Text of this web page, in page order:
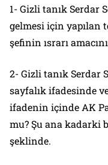
1- Gizli tanık Serdar
gelmesi için yapılan
şefinin ısrarı
2- Gizli tanık Serdar
sayfalık ifadesinde
ifadenin içinde AK
mu? Şu ana kadarki
şeklinde.